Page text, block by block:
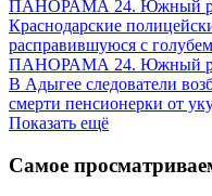
ПАНОРАМА 24. Южный
Краснодарские
расправившуюся с голубем
ПАНОРАМА 24. Южный
В Адыгее следователи
смерти пенсионерки от
Показать ещё
Самое